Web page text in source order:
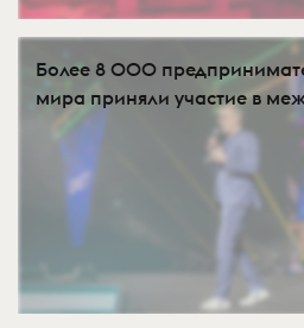
Более 8 000
мира приняли участие в